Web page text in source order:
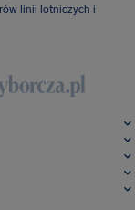
linii lotniczych i